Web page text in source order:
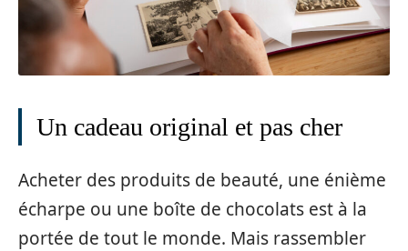
Un cadeau original et pas cher
Acheter des produits de beauté, une énième
écharpe ou une boîte de chocolats est à la
portée de tout le monde. Mais rassembler